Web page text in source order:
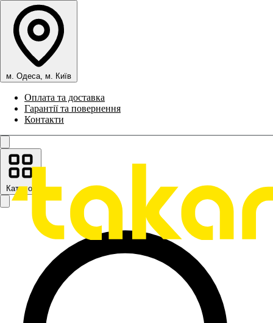
м. Одеса, м. Київ
Оплата та доставка
Гарантії та повернення
Контакти
Каталог